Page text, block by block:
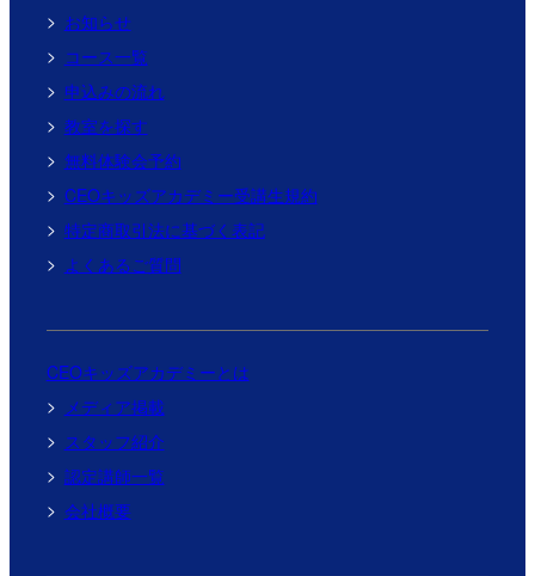
お知らせ
コース一覧
申込みの流れ
教室を探す
無料体験会予約
CEOキッズアカデミー受講生規約
特定商取引法に基づく表記
よくあるご質問
CEOキッズアカデミーとは
メディア掲載
スタッフ紹介
認定講師一覧
会社概要